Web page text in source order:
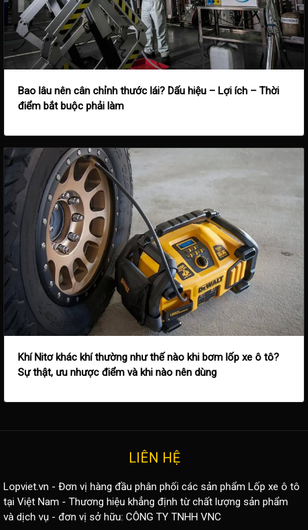
Bao lâu nên cân chỉnh thước lái? Dấu hiệu – Lợi ích – Thời
điểm bắt buộc phải làm
Khí Nitơ khác khí thường như thế nào khi bơm lốp xe ô tô?
Sự thật, ưu nhược điểm và khi nào nên dùng
LIÊN HỆ
Lopviet.vn - Đơn vị hàng đầu phân phối các sản phẩm Lốp xe ô tô
tại Việt Nam - Thương hiệu khẳng định từ chất lượng sản phẩm
và dịch vụ - đơn vị sở hữu: CÔNG TY TNHH VNC